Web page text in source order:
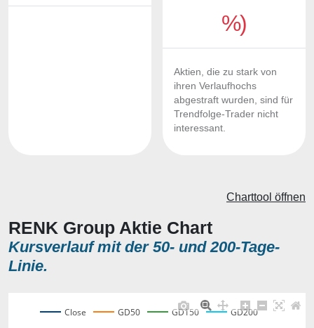
%)
Aktien, die zu stark von
ihren Verlaufhochs
abgestraft wurden, sind für
Trendfolge-Trader nicht
interessant.
RENK Group Aktie Chart
Kursverlauf mit der 50- und 200-Tage-
Linie.
Charttool öffnen
Close GD50 GD150 GD200